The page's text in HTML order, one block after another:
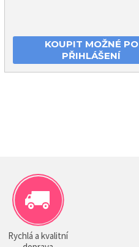
KOUPIT MOŽNÉ PO
PŘIHLÁŠENÍ
Rychlá a kvalitní